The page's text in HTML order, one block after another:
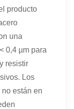
producto
una
0,4 µm para
resistir
Los
están en